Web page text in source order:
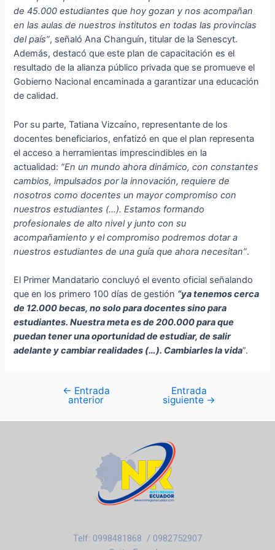
de 45.000 estudiantes que hoy gozan y nos acompañan
en las aulas de nuestros institutos en todas las provincias
del país”, señaló Ana Changuín, titular de la Senescyt.
Además, destacó que este plan de capacitación es el
resultado de la alianza público privada que se promueve el
Gobierno Nacional encaminada a garantizar una educación
de calidad.
Por su parte, Tatiana Vizcaíno, representante de los
docentes beneficiarios, enfatizó en que el plan representa
el acceso a herramientas imprescindibles en la
actualidad: “En un mundo ahora dinámico, con constantes
cambios, impulsados por la innovación, requiere de
nosotros como docentes un mayor compromiso con
nuestros estudiantes (…). Estamos formando
profesionales de alto nivel y junto con su
acompañamiento y el compromiso podremos dotar a
nuestros estudiantes de una guía que ahora necesitan”.
El Primer Mandatario concluyó el evento oficial señalando
que en los primero 100 días de gestión “ya tenemos cerca
de 12.000 becas, no solo para docentes sino para
estudiantes. Nuestra meta es de 200.000 para que
puedan tener una oportunidad de estudiar, de salir
adelante y cambiar realidades (…). Cambiarles la vida”.
← Entrada
anterior
Entrada
siguiente →
Telf: 0998481868 / 0982752907